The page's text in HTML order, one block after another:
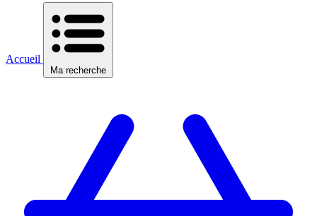
Accueil
Ma recherche